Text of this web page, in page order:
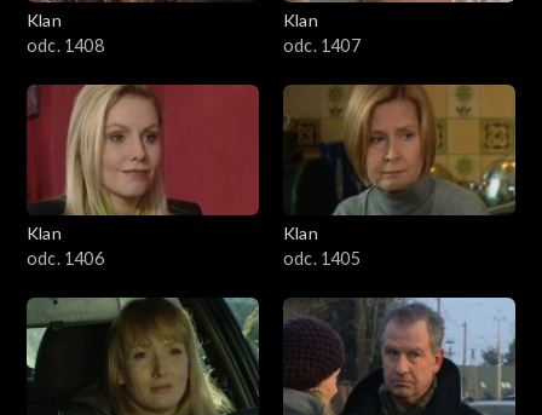
Klan
odc. 1408
Klan
odc. 1407
Klan
odc. 1406
Klan
odc. 1405